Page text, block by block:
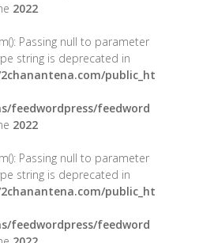
2022
Passing null to parameter
string is deprecated in
public_ht
feedwordpress/feedword
2022
Passing null to parameter
string is deprecated in
public_ht
feedwordpress/feedword